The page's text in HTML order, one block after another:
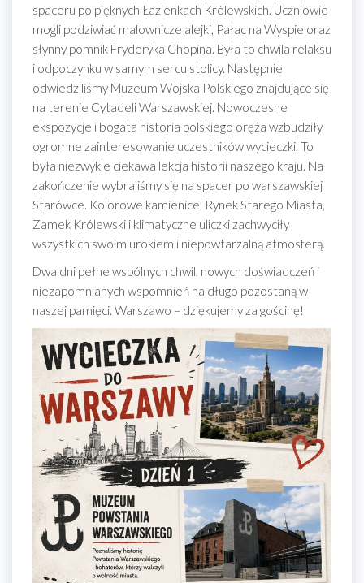
spaceru po pięknych Łazienkach Królewskich. Uczniowie
mogli podziwiać malownicze alejki, Pałac na Wyspie oraz
słynny pomnik Fryderyka Chopina. Była to chwila relaksu
i odpoczynku w samym sercu stolicy. Następnie
odwiedziliśmy Muzeum Wojska Polskiego znajdujące się
na terenie Cytadeli Warszawskiej. Nowoczesne
ekspozycje i bogata historia polskiego oręża wzbudziły
ogromne zainteresowanie uczestników wycieczki. To
była niezwykle ciekawa lekcja historii naszego kraju. Na
zakończenie wybraliśmy się na spacer po warszawskiej
Starówce. Kolorowe kamienice, Rynek Starego Miasta,
Zamek Królewski i klimatyczne uliczki zachwyciły
wszystkich swoim urokiem i niepowtarzalną atmosferą.
Dwa dni pełne wspólnych chwil, nowych doświadczeń i
niezapomnianych wspomnień na długo pozostaną w
naszej pamięci. Warszawo – dziękujemy za gościnę!